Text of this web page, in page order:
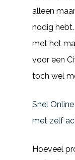
alleen
nodig
met het
voor een
toch wel
Snel
met zelf
Hoeveel